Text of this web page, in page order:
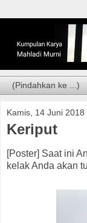
Kamis, 14 Juni 2018
Keriput
[Poster] Saat ini
kelak Anda akan